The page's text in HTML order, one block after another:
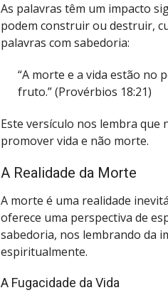
As palavras têm um impacto
podem construir ou destruir,
palavras com sabedoria:
“A morte e a vida estão no
fruto.” (Provérbios 18:21)
Este versículo nos lembra que
promover vida e não morte.
A Realidade da Morte
A morte é uma realidade
oferece uma perspectiva de
sabedoria, nos lembrando da
espiritualmente.
A Fugacidade da Vida